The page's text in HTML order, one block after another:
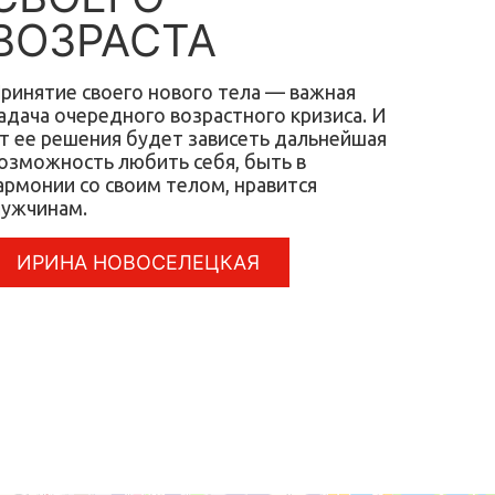
своего нового тела — важная
очередного возрастного кризиса. И
ее решения будет зависеть дальнейшая
любить себя, быть в
со своим телом, нравится
ИРИНА НОВОСЕЛЕЦКАЯ